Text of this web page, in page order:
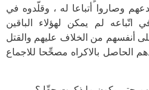
وصاروا أتباعا له ، وقلّدوه في
اتّباعه لم يمكن لهؤلاء الباقين
أنفسهم من الخلاف عليهم والقتل
الحاصل بالاكراه مصحِّحا للاجماع